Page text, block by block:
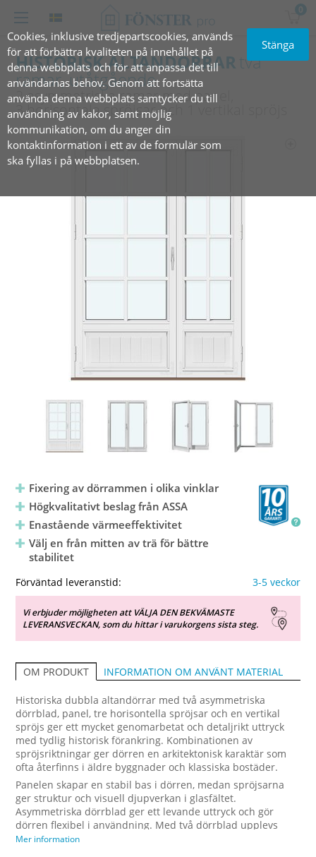
Cookies, inklusive tredjepartscookies, används
för att förbättra kvaliteten på innehållet på
denna webbplats och för att anpassa det till
användarnas behov. Genom att fortsätta
använda denna webbplats samtycker du till
användning av kakor, samt möjlig
kommunikation, om du anger din
kontaktinformation i ett av de formulär som
ska fyllas i på webbplatsen.
Stänga
0
HISTORISK ALTANDÖRRARtvå
ramar, utåtgående
2 asymmetriska ramar med panel,
3 horisontala spröjsar och 1 vertikal spröjs
Fixering av dörrammen i olika vinklar
Högkvalitativt beslag från ASSA
Enastående värmeeffektivitet
Välj en från mitten av trä för bättre
stabilitet
Förväntad leveranstid: 3-5 veckor
Vi erbjuder möjligheten att VÄLJA DEN BEKVÄMASTE
LEVERANSVECKAN, som du hittar i varukorgens sista steg.
OM PRODUKT INFORMATION OM ANVÄNT MATERIAL
Historiska dubbla altandörrar med två asymmetriska
dörrblad, panel, tre horisontella spröjsar och en vertikal
spröjs ger ett mycket genomarbetat och detaljrikt uttryck
med tydlig historisk förankring. Kombinationen av
spröjsriktningar ger dörren en arkitektonisk karaktär som
ofta återfinns i äldre byggnader och klassiska bostäder.
Panelen skapar en stabil bas i dörren, medan spröjsarna
ger struktur och visuell djupverkan i glasfältet.
Asymmetriska dörrblad ger ett levande uttryck och gör
dörren flexibel i användning. Med två dörrblad upplevs
övergången mellan inne och ute som rymlig och naturlig.
Mer information